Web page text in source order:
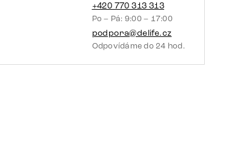
+420 770 313 313
Po – Pá: 9:00 – 17:00
podpora@delife.cz
Odpovídáme do 24 hod.